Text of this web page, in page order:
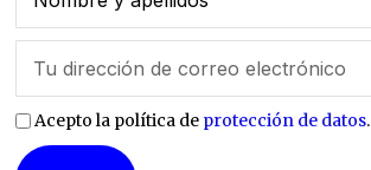
Acepto la política de protección de datos.